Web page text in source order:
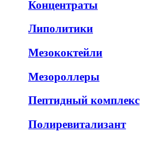
Концентраты
Липолитики
Мезококтейли
Мезороллеры
Пептидный комплекс
Полиревитализант